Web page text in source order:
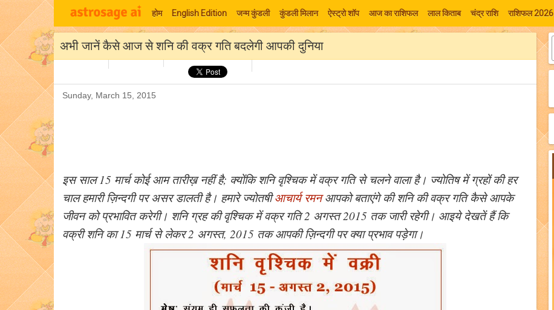
होम English Edition जन्म कुंडली कुंडली मिलान ऐस्ट्रो शॉप आज का राशिफल लाल किताब चंद्र राशि राशिफल 2026
अभी जानें कैसे आज से शनि की वक्र गति बदलेगी आपकी दुनिया
Sunday, March 15, 2015
इस साल 15 मार्च कोई आम तारीख़ नहीं है; क्योंकि शनि वृश्चिक में वक्र गति से चलने वाला है। ज्योतिष में ग्रहों की हर
चाल हमारी ज़िन्दगी पर असर डालती है। हमारे ज्योतषीआचार्य रमनआपको बताएंगे की शनि की वक्र गति कैसे आपके
जीवन को प्रभावित करेगी। शनि ग्रह की वृश्चिक में वक्र गति 2 अगस्त 2015 तक जारी रहेगी। आइये देखतें हैं कि
वक्री शनि का 15 मार्च से लेकर 2 अगस्त, 2015 तक आपकी ज़िन्दगी पर क्या प्रभाव पड़ेगा।